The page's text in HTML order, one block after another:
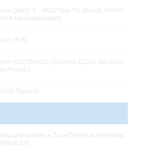
van (WiFi 7 – 802.11be Tri-Band, MIMO
4×4 támogatással)
van (5.3)
van (GLONASS, Galileo, QZSS, BeiDou
és NavIC)
USB Type-C
Arcazonosítás a TrueDepth kamerával
(Face ID)